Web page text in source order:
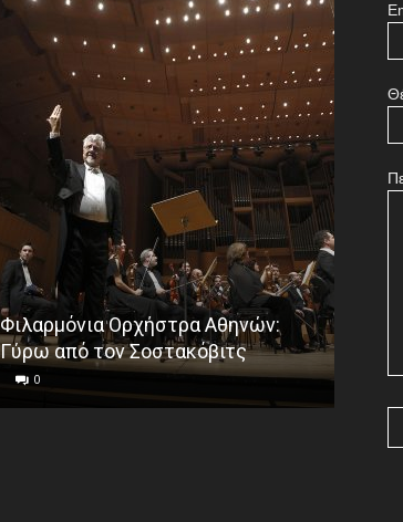
Φιλαρμόνια Ορχήστρα Αθηνών:
Γύρω από τον Σοστακόβιτς
0 0